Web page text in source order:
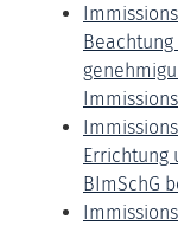
Errichtung
BImSchG